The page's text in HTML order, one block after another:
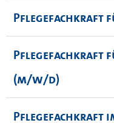
Pflegefachkraft
Pflegefachkraft
(m/w/d)
Pflegefachkraft